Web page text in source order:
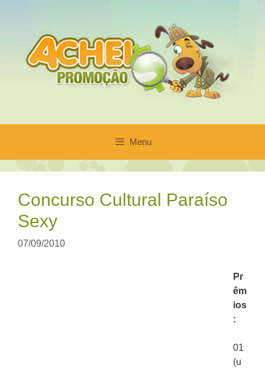
conteúdo
Menu
Concurso Cultural Paraíso
Sexy
07/09/2010
Pr
êm
ios
:
01
(u